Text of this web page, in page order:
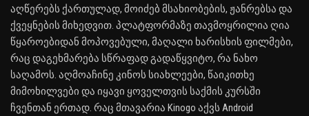
აღწერებს ქართულად, მოიძებ მსახიობების, ჟანრებსა და
ქვეყნების მიხედვით. პლატფორმაზე თავმოყრილია ღია
წყაროებიდან მოპოვებული, მაღალი ხარისხის ფილმები,
რაც დაგეხმარება სწრაფად გადაწყვიტო, რა ნახო
საღამოს. აღმოაჩინე კინოს სიახლეები, წაიკითხე
მიმოხილვები და იყავი ყოველთვის საქმის კურსში
ჩვენთან ერთად. რაც მთავარია Kinogo აქვს Android